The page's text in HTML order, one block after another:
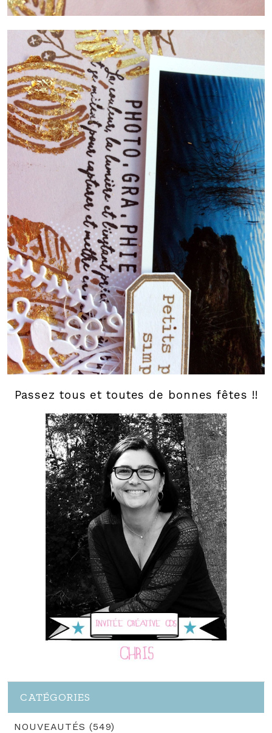
Passez tous et toutes de bonnes fêtes !!
CATÉGORIES
NOUVEAUTÉS (549)